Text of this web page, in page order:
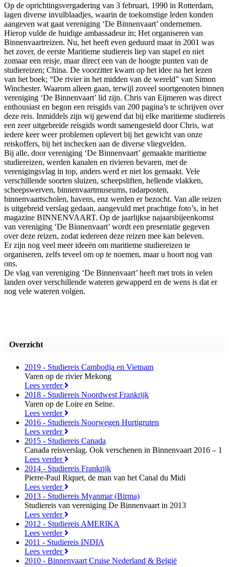
Op de oprichtingsvergadering van 3 februari, 1990 in Rotterdam,
lagen diverse invulblaadjes, waarin de toekomstige leden konden
aangeven wat gaat vereniging ‘De Binnenvaart’ ondernemen.
Hierop vulde de huidige ambassadeur in; Het organiseren van
Binnenvaartreizen. Nu, het heeft even geduurd maar in 2001 was
het zover, de eerste Maritieme studiereis liep van stapel en niet
zomaar een reisje, maar direct een van de hoogte punten van de
studiereizen; China. De voorzitter kwam op het idee na het lezen
van het boek; “De rivier in het midden van de wereld” van Simon
Winchester. Waarom alleen gaan, terwijl zoveel soortgenoten binnen
vereniging ‘De Binnenvaart’ lid zijn. Chris van Eijmeren was direct
enthousiast en begon een reisgids van 200 pagina’s te schrijven over
deze reis. Inmiddels zijn wij gewend dat bij elke maritieme studiereis
een zeer uitgebreide reisgids wordt samengesteld door Chris, wat
iedere keer weer problemen oplevert bij het gewicht van onze
reiskoffers, bij het inchecken aan de diverse vliegvelden.
Bij alle, door vereniging ‘De Binnenvaart’ gemaakte maritieme
studiereizen, werden kanalen en rivieren bevaren, met de
verenigingsvlag in top, anders werd er niet los gemaakt. Vele
verschillende soorten sluizen, scheepsliften, hellende vlakken,
scheepswerven, binnenvaartmuseums, radarposten,
binnenvaartscholen, havens, enz werden er bezocht. Van alle reizen
is uitgebreid verslag gedaan, aangevuld met prachtige foto’s, in het
magazine BINNENVAART. Op de jaarlijkse najaarsbijeenkomst
van vereniging ‘De Binnenvaart’ wordt een presentatie gegeven
over deze reizen, zodat iedereen deze reizen mee kan beleven.
Er zijn nog veel meer ideeën om maritieme studiereizen te
organiseren, zelfs teveel om op te noemen, maar u hoort nog van
ons.
De vlag van vereniging ‘De Binnenvaart’ heeft met trots in velen
landen over verschillende wateren gewapperd en de wens is dat er
nog vele wateren volgen.
Overzicht
2019 - Studiereis Cambodja en Vietnam
Varen op de rivier Mekong
Lees verder
2018 - Studiereis Noordwest Frankrijk
Varen op de Loire en Seine.
Lees verder
2016 - Studiereis Noorwegen Hurtigruten
Lees verder
2015 - Studiereis Canada
Canada reisverslag. Ook verschenen in Binnenvaart 2016 – 1
Lees verder
2014 - Studiereis Frankrijk
Pierre-Paul Riquet, de man van het Canal du Midi
Lees verder
2013 - Studiereis Myanmar (Birma)
Studiereis van vereniging De Binnenvaart in 2013
Lees verder
2012 - Studiereis AMERIKA
Lees verder
2011 - Studiereis INDIA
Lees verder
2010 - Binnenvaart Cruise Nederland & België